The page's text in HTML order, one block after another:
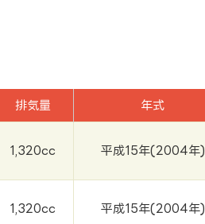
排気量 年式
1,320cc 平成15年(2004年)
1,320cc 平成15年(2004年)